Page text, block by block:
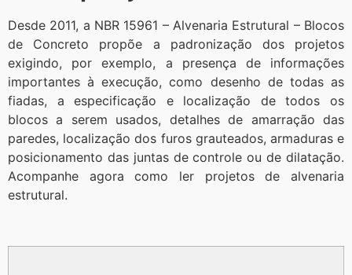
Desde 2011, a NBR 15961 – Alvenaria Estrutural – Blocos
de Concreto propõe a padronização dos projetos
exigindo, por exemplo, a presença de informações
importantes à execução, como desenho de todas as
fiadas, a especificação e localização de todos os
blocos a serem usados, detalhes de amarração das
paredes, localização dos furos grauteados, armaduras e
posicionamento das juntas de controle ou de dilatação.
Acompanhe agora como ler projetos de alvenaria
estrutural.